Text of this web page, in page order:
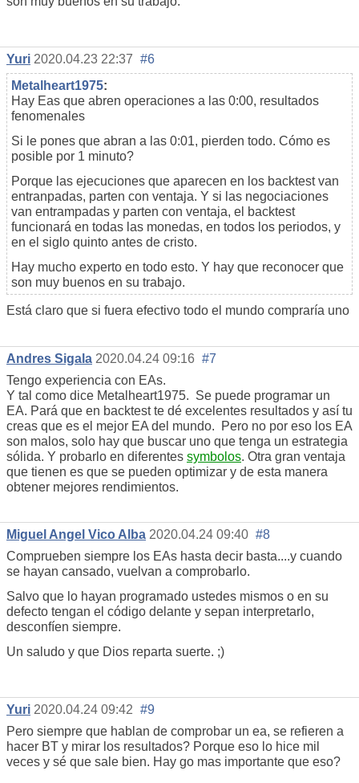
Yuri 2020.04.23 22:37 #6
Metalheart1975:
Hay Eas que abren operaciones a las 0:00, resultados
fenomenales
Si le pones que abran a las 0:01, pierden todo. Cómo es
posible por 1 minuto?
Porque las ejecuciones que aparecen en los backtest van
entranpadas, parten con ventaja. Y si las negociaciones
van entrampadas y parten con ventaja, el backtest
funcionará en todas las monedas, en todos los periodos, y
en el siglo quinto antes de cristo.
Hay mucho experto en todo esto. Y hay que reconocer que
son muy buenos en su trabajo.
Está claro que si fuera efectivo todo el mundo compraría uno
Andres Sigala 2020.04.24 09:16 #7
Tengo experiencia con EAs.
Y tal como dice Metalheart1975. Se puede programar un
EA. Pará que en backtest te dé excelentes resultados y así tu
creas que es el mejor EA del mundo. Pero no por eso los EA
son malos, solo hay que buscar uno que tenga un estrategia
sólida. Y probarlo en diferentes symbolos. Otra gran ventaja
que tienen es que se pueden optimizar y de esta manera
obtener mejores rendimientos.
Miguel Angel Vico Alba 2020.04.24 09:40 #8
Comprueben siempre los EAs hasta decir basta....y cuando
se hayan cansado, vuelvan a comprobarlo.
Salvo que lo hayan programado ustedes mismos o en su
defecto tengan el código delante y sepan interpretarlo,
desconfíen siempre.
Un saludo y que Dios reparta suerte. ;)
Yuri 2020.04.24 09:42 #9
Pero siempre que hablan de comprobar un ea, se refieren a
hacer BT y mirar los resultados? Porque eso lo hice mil
veces y sé que sale bien. Hay go mas importante que eso?